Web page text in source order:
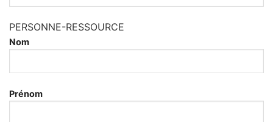
PERSONNE-RESSOURCE
Nom
Prénom